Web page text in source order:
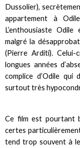
Dussolier),
appartement à
L’enthousiaste
malgré la
(Pierre Arditi).
longues années
complice d’Odile
surtout très
Ce film est pourtant
certes
tend trop souvent à le